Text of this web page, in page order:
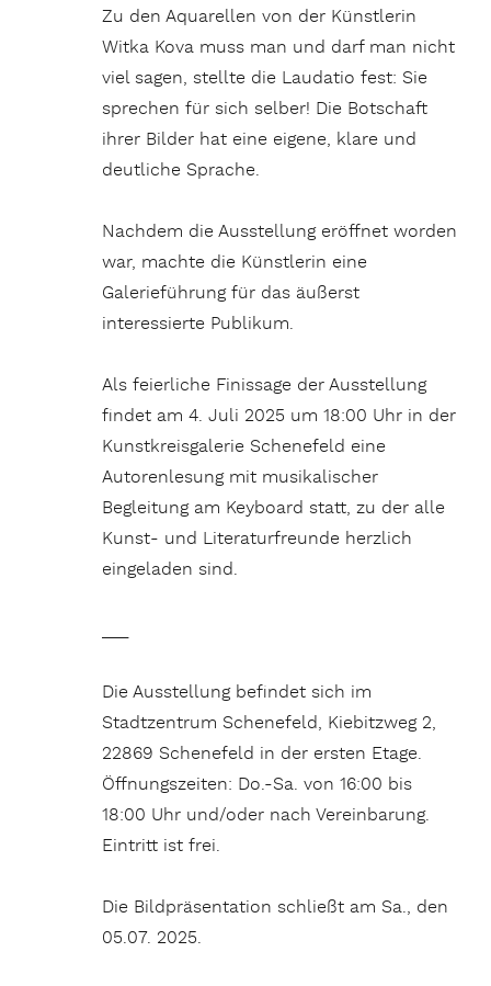
Zu den Aquarellen von der Künstlerin
Witka Kova muss man und darf man nicht
viel sagen, stellte die Laudatio fest: Sie
sprechen für sich selber! Die Botschaft
ihrer Bilder hat eine eigene, klare und
deutliche Sprache.
Nachdem die Ausstellung eröffnet worden
war, machte die Künstlerin eine
Galerieführung für das äußerst
interessierte Publikum.
Als feierliche Finissage der Ausstellung
findet am 4. Juli 2025 um 18:00 Uhr in der
Kunstkreisgalerie Schenefeld eine
Autorenlesung mit musikalischer
Begleitung am Keyboard statt, zu der alle
Kunst- und Literaturfreunde herzlich
eingeladen sind.
___
Die Ausstellung befindet sich im
Stadtzentrum Schenefeld, Kiebitzweg 2,
22869 Schenefeld in der ersten Etage.
Öffnungszeiten: Do.-Sa. von 16:00 bis
18:00 Uhr und/oder nach Vereinbarung.
Eintritt ist frei.
Die Bildpräsentation schließt am Sa., den
05.07. 2025.